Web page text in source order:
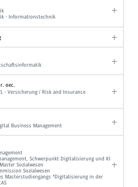
- Informationstechnik
oec.
- Versicherung / Risk and Insurance
Business Management
Schwerpunkt Digitalisierung und KI
Sozialwesen
Sozialwesen
Masterstudiengangs "Digitalisierung in der